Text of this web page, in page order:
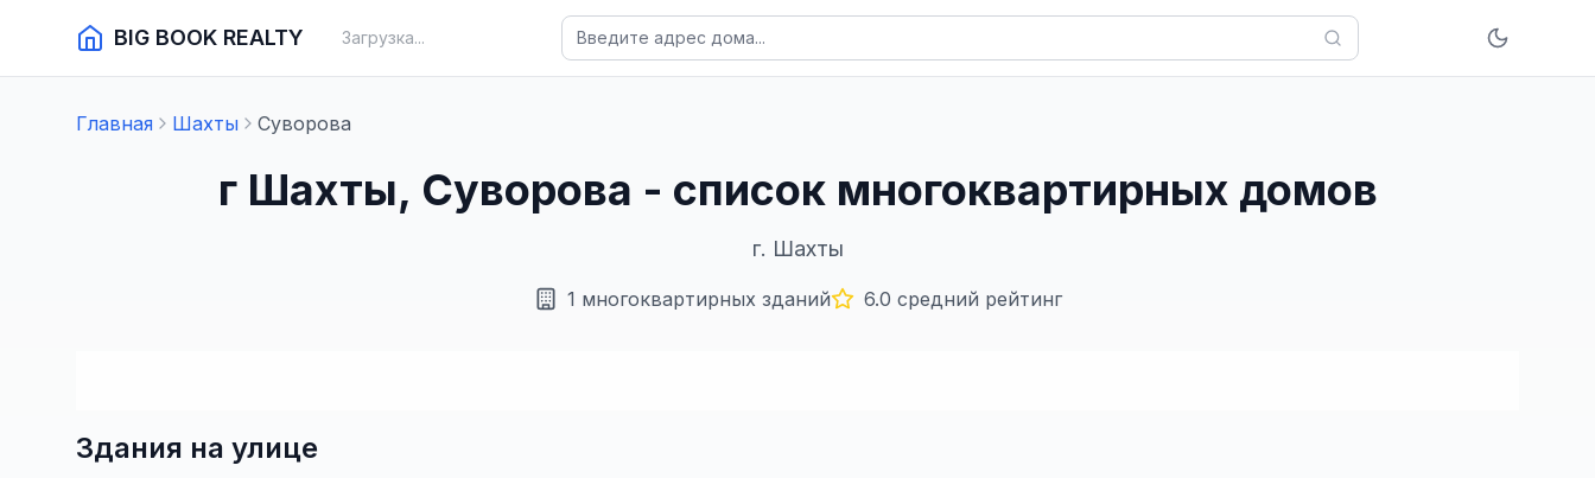
BIG BOOK REALTY Загрузка...
Главная Шахты Суворова
г Шахты, Суворова - список многоквартирных домов
г. Шахты
1 многоквартирных зданий 6.0 средний рейтинг
Здания на улице